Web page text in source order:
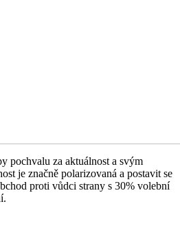
pochvalu za aktuálnost a svým
je značně polarizovaná a postavit se
proti vůdci strany s 30% volební